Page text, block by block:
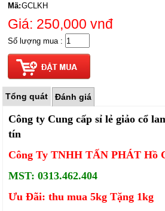
Mã:GCLKH
Giá: 250,000vnđ
Số lượng mua :
Tổng quát Đánh giá
Công ty Cung cấp sỉ lẻ giảo cổ
tín
Công Ty TNHH TẤN PHÁT Hồ
MST: 0313.462.404
Ưu Đãi: thu mua 5kg Tặng 1kg